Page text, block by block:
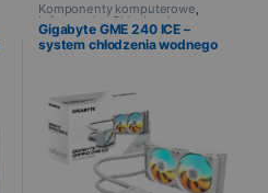
Komponenty komputerowe,
Informatyka,Chłodzenie
Gigabyte GME 240 ICE –
system chłodzenia wodnego
LGA1700 / AM5